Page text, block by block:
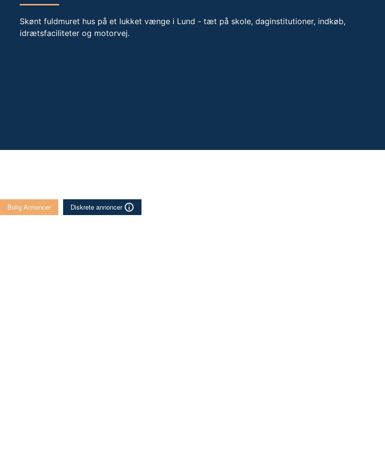
Skønt fuldmuret hus på et lukket vænge i Lund - tæt på skole, daginstitutioner, indkøb,
idrætsfaciliteter og motorvej.
Bolig Annoncer Diskrete annoncer